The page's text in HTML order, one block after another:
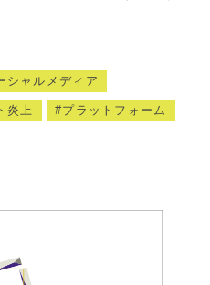
シャルメディア
炎上 プラットフォーム